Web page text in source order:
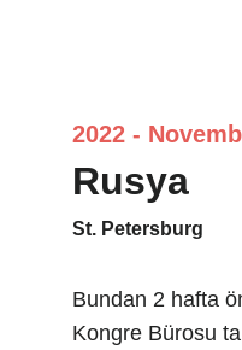
2022 -
Rusya
St. Petersburg
Bundan 2 hafta
Kongre Bürosu